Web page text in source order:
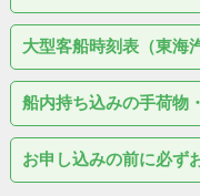
大型客船時刻表（東海
船内持ち込みの手荷物
お申し込みの前に必ず